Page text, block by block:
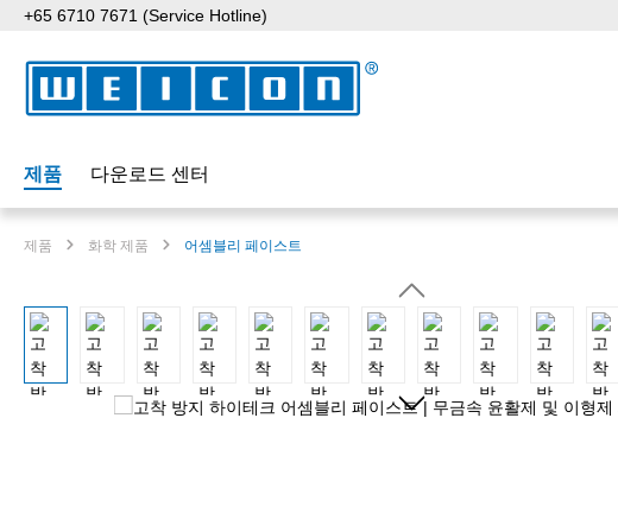
to main content
Skip to search
Skip to main navigation
+65 6710 7671 (Service Hotline)
제품 다운로드 센터
제품 화학 제품 어셈블리 페이스트
Skip image gallery